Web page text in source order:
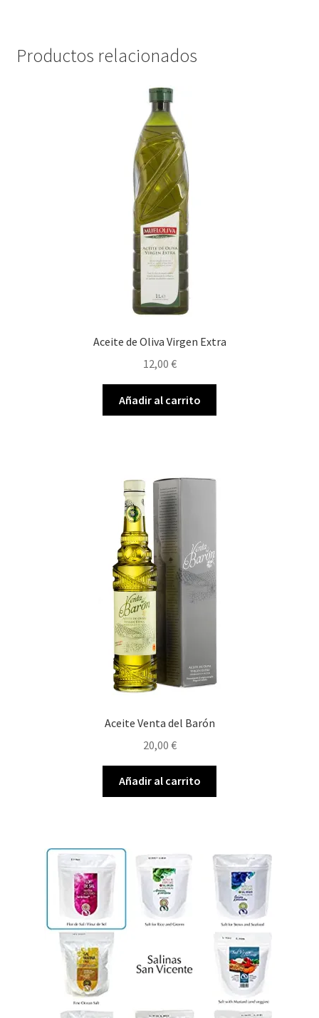
Productos relacionados
Aceite de Oliva Virgen Extra
12,00 €
Añadir al carrito
Aceite Venta del Barón
20,00 €
Añadir al carrito